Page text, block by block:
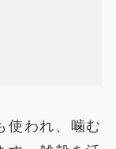
使われ、噛む